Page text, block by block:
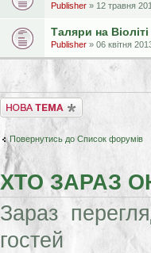
Publisher » 12 травня
Таляри на
Publisher » 06 квітня
Створити нову тему
Повернутись до Список форумів
ХТО ЗАРАЗ
Зараз
гостей